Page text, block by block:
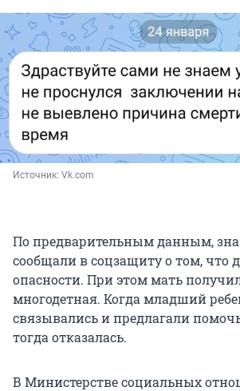
Источник: Vk.com
По предварительным данным,
сообщали в соцзащиту о том, что
опасности. При этом мать
многодетная. Когда младший
связывались и предлагали
тогда отказалась.
В Министерстве социальных